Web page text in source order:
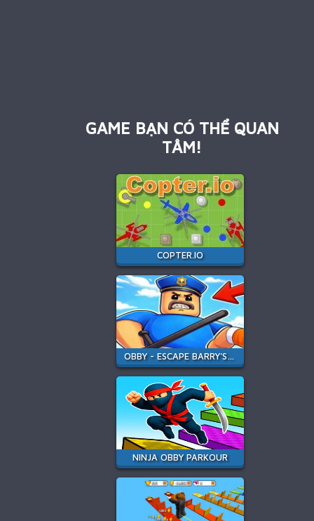
GAME BẠN CÓ THỂ QUAN
TÂM!
COPTER.IO
OBBY - ESCAPE BARRY'S JAIL PARKOUR
NINJA OBBY PARKOUR